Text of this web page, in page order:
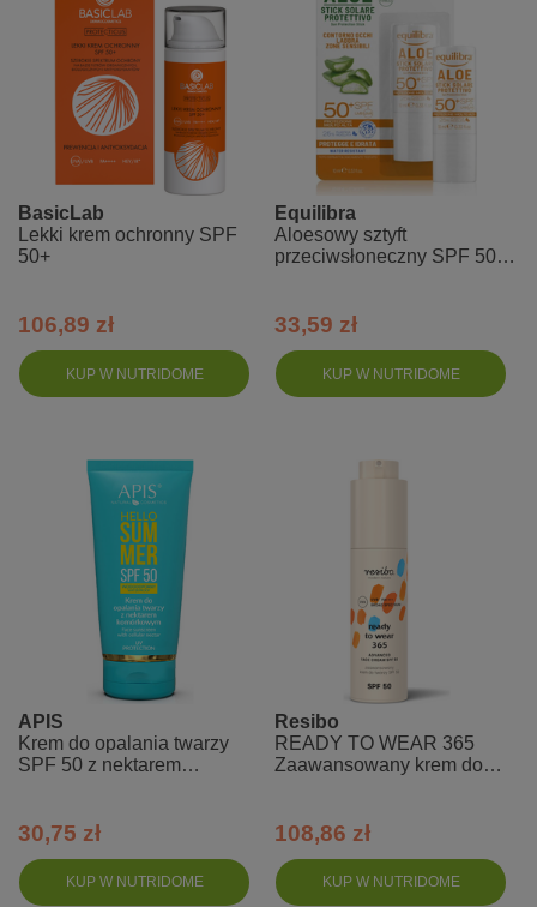
KUP W NUTRIDOME
BasicLab
Lekki krem ochronny SPF
50+
106,89 zł
KUP W NUTRIDOME
Equilibra
Aloesowy sztyft
przeciwsłoneczny SPF 50+
33,59 zł
KUP W NUTRIDOME
APIS
Krem do opalania twarzy
SPF 50 z nektarem
30,75 zł
KUP W NUTRIDOME
Resibo
READY TO WEAR 365
Zaawansowany krem do
108,86 zł